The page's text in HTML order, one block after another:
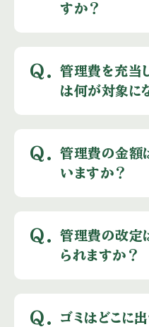
すか？
Q.
管理費を充当
は何が対象に
Q.
管理費の金額
いますか？
Q.
管理費の改定
られますか？
Q. ゴミはどこに